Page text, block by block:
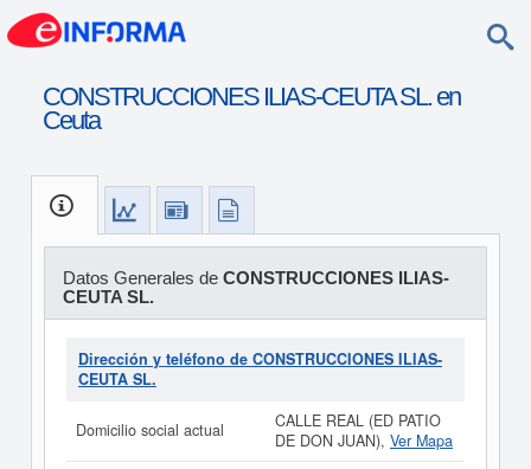
CONSTRUCCIONES ILIAS-CEUTA SL. en
Ceuta
Datos Generales de CONSTRUCCIONES ILIAS-
CEUTA SL.
Dirección y teléfono de CONSTRUCCIONES ILIAS-
CEUTA SL.
Domicilio social actual
CALLE REAL (ED PATIO
DE DON JUAN), Ver Mapa